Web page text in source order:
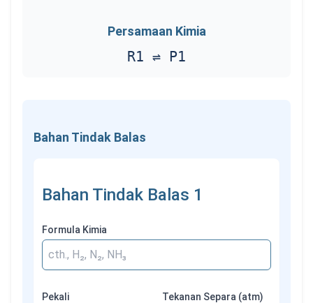
Persamaan Kimia
R1 ⇌ P1
Bahan Tindak Balas
Bahan Tindak Balas 1
Formula Kimia
Pekali Tekanan Separa (atm)